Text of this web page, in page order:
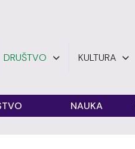
DRUŠTVO KULTURA
NAUKA